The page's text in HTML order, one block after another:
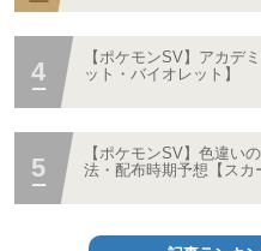
【ポケモンSV】アカデ
ット・バイオレット】
【ポケモンSV】色違い
法・配布時期予想【スカ